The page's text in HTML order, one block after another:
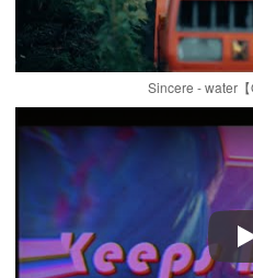
Sincere - water【